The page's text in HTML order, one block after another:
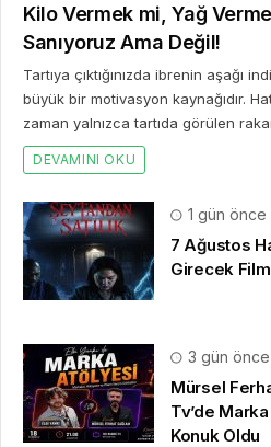
Kilo Vermek mi, Yağ
Sanıyoruz Ama Değil!
Tartıya çıktığınızda ibrenin aşağı
büyük bir motivasyon kaynağıdır.
zaman yalnızca tartıda görülen
DEVAMINI OKU
1 gün önce
7 Ağustos
Girecek
3 gün önce
Mürsel
Tv’de
Konuk Oldu